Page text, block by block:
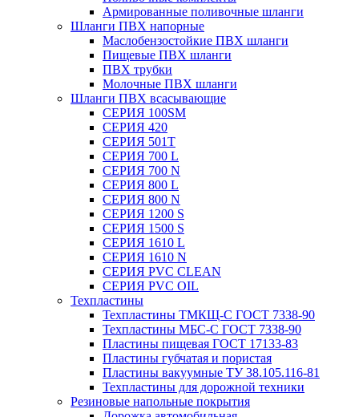
Армированные поливочные шланги
Шланги ПВХ напорные
Маслобензостойкие ПВХ шланги
Пищевые ПВХ шланги
ПВХ трубки
Молочные ПВХ шланги
Шланги ПВХ всасывающие
СЕРИЯ 100SM
СЕРИЯ 420
СЕРИЯ 501T
СЕРИЯ 700 L
СЕРИЯ 700 N
СЕРИЯ 800 L
СЕРИЯ 800 N
СЕРИЯ 1200 S
СЕРИЯ 1500 S
СЕРИЯ 1610 L
СЕРИЯ 1610 N
СЕРИЯ PVC CLEAN
СЕРИЯ PVC OIL
Техпластины
Техпластины ТМКЩ-С ГОСТ 7338-90
Техпластины МБС-С ГОСТ 7338-90
Пластины пищевая ГОСТ 17133-83
Пластины губчатая и пористая
Пластины вакуумные ТУ 38.105.116-81
Техпластины для дорожной техники
Резиновые напольные покрытия